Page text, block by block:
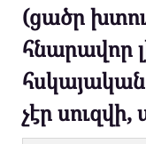
(ցածր
հնարավոր
չէր սուզվի,